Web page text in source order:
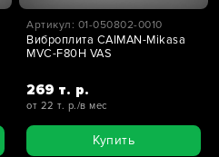
Артикул: 01-050802-0010
Виброплита CAIMAN-Mikasa
MVC-F80H VAS
269 т. р.
от 22 т. р./в мес
Купить